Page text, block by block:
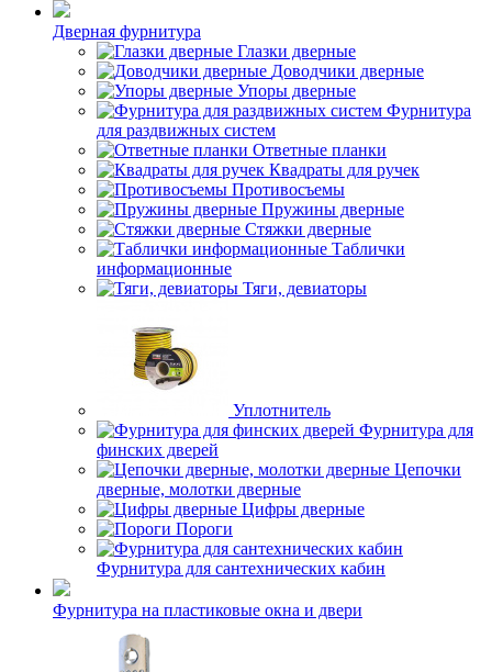
Дверная фурнитура
Глазки дверные
Доводчики дверные
Упоры дверные
Фурнитура
для раздвижных систем
Ответные планки
Квадраты для ручек
Противосъемы
Пружины дверные
Стяжки дверные
Таблички
информационные
Тяги, девиаторы
Уплотнитель
Фурнитура для
финских дверей
Цепочки
дверные, молотки дверные
Цифры дверные
Пороги
Фурнитура для сантехнических кабин
Фурнитура на пластиковые окна и двери